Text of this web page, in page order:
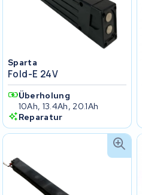
Sparta
Fold-E 24V
Überholung
10Ah, 13.4Ah, 20.1Ah
Reparatur